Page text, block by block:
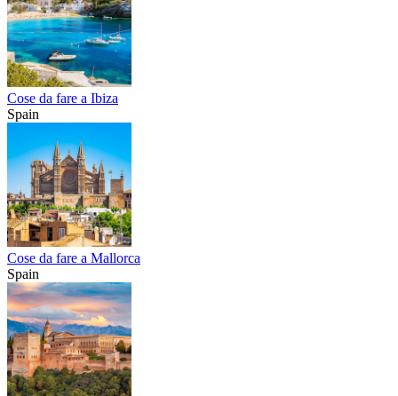
Cose da fare a Ibiza
Spain
Cose da fare a Mallorca
Spain